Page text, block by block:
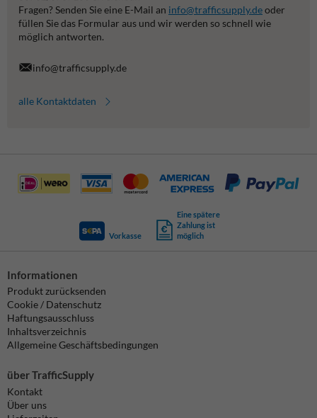
Fragen? Senden Sie eine E-Mail an info@trafficsupply.deoder
füllen Sie das Formular aus und wir werden so schnell wie
möglich antworten.
info@trafficsupply.de
alle Kontaktdaten
Vorkasse
Eine spätere
Zahlung ist
möglich
Informationen
Produkt zurücksenden
Cookie / Datenschutz
Haftungsausschluss
Inhaltsverzeichnis
Allgemeine Geschäftsbedingungen
über TrafficSupply
Kontakt
Über uns